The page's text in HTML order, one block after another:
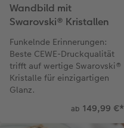
Wandbild mit
Swarovski® Kristallen
Funkelnde Erinnerungen:
Beste CEWE-Druckqualität
trifft auf wertige Swarovski®
Kristalle für einzigartigen
Glanz.
ab 149,99 €*